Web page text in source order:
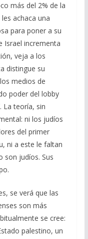
más del 2% de la
achaca una
para poner a su
Israel incrementa
veja a los
distingue su
medios de
poder del lobby
La teoría, sin
ni los judíos
del primer
ni a este le faltan
son judíos. Sus
se verá que las
son más
se cree:
palestino, un